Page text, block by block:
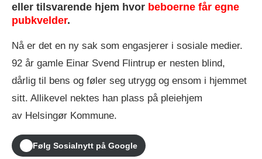
eller tilsvarende hjem hvor beboerne får egne
pubkvelder.
Nå er det en ny sak som engasjerer i sosiale medier.
92 år gamle Einar Svend Flintrup er nesten blind,
dårlig til bens og føler seg utrygg og ensom i hjemmet
sitt. Allikevel nektes han plass på pleiehjem
av Helsingør Kommune.
Følg Sosialnytt på Google